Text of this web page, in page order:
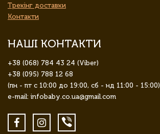
Трекінг доставки
Контакти
НАШІ КОНТАКТИ
+38 (068) 784 43 24 (Viber)
+38 (095) 788 12 68
(пн - пт с 10:00 до 19:00, сб - нд 11:00 - 15:00)
e-mail: infobaby.co.ua@gmail.com